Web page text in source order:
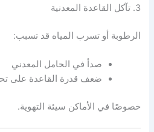
3. تآكل القاعدة المعدنية
الرطوبة أو تسرب المياه قد تسبب:
صدأ في الحامل المعدني
ضعف قدرة القاعدة على
خصوصًا في الأماكن سيئة التهوية.